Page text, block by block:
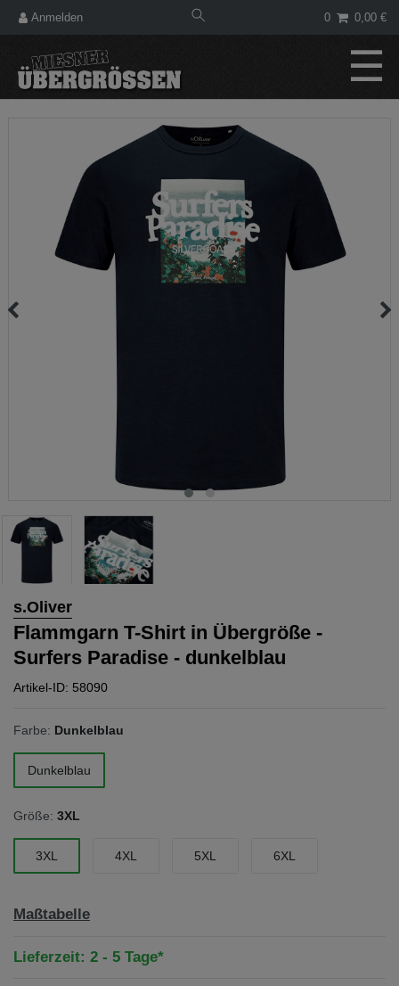
Anmelden 0 0,00 €
☰
s.Oliver
Flammgarn T-Shirt in Übergröße -
Surfers Paradise - dunkelblau
Artikel-ID: 58090
Farbe: Dunkelblau
Dunkelblau
Größe: 3XL
3XL 4XL 5XL 6XL
Maßtabelle
Lieferzeit: 2 - 5 Tage*